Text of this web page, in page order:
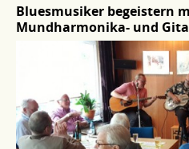
Bluesmusiker begeistern
Mundharmonika- und